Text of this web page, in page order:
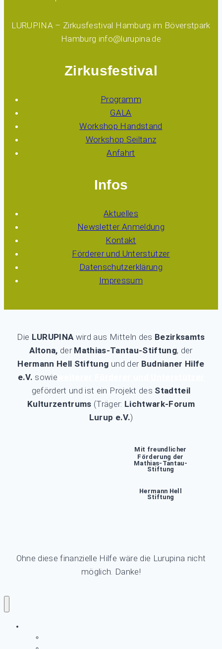
LURUPINA – Zirkusfestival Hamburg im Böverstpark
Hamburg info@lurupina.de
Zirkusfestival
Programm
GALA
Workshop Handstand
Workshop Seiltanz
Anfahrt
Infos
Aktuelles
Newsletter Anmeldung
Kontakt
Förderer und Unterstützer
Datenschutzerklärung
Impressum
Die LURUPINAwird aus Mitteln des Bezirksamts
Altona, der Mathias-Tantau-Stiftung, der
Hermann Hell Stiftung und der Budnianer Hilfe
e.V. sowie
gefördert und ist ein Projekt des Stadtteil
Kulturzentrums (Träger: Lichtwark-Forum
Lurup e.V.)
Mit freundlicher
Förderung der
Mathias-Tantau-
Stiftung
Hermann Hell
Stiftung
Ohne diese finanzielle Hilfe wäre die Lurupina nicht
möglich. Danke!